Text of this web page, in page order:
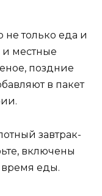
не только еда и
и местные
поздние
в пакет
завтрак-
включены
время еды.